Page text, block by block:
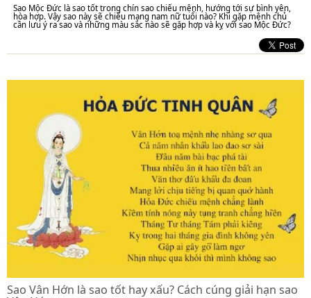
Sao Mộc Đức là sao tốt trong chín sao chiếu mệnh, hướng tới sự bình yên,
hòa hợp. Vậy sao này sẽ chiếu mạng nam nữ tuổi nào? Khi gặp mệnh chủ
cần lưu ý ra sao và những màu sắc nào sẽ gặp hợp và kỵ với sao Mộc Đức?
Sao Vân Hớn là sao tốt hay xấu? Cách cúng giải hạn sao